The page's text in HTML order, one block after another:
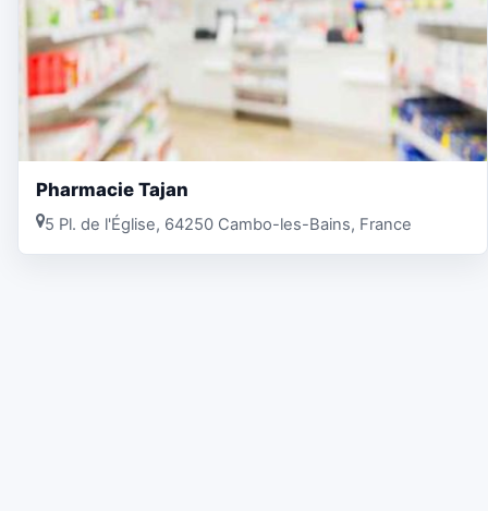
Pharmacie Tajan
5 Pl. de l'Église, 64250 Cambo-les-Bains, France